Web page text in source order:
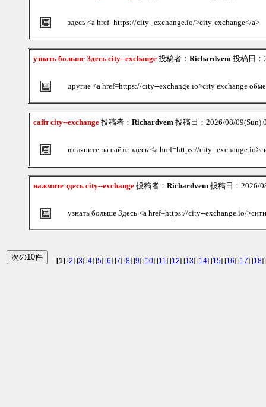
здесь <a href=https://city--exchange.io/>city-exchange</a>
узнать больше Здесь city--exchange 投稿者： Richardvem 投稿日：
другие <a href=https://city--exchange.io>city exchange
сайт city--exchange 投稿者： Richardvem 投稿日：2026/08/09(Sun)
взгляните на сайте здесь <a href=https://city--
нажмите здесь city--exchange 投稿者： Richardvem 投稿日：2026/
узнать больше Здесь <a href=https://city--exchange.io/
[1] [2] [3] [4] [5] [6] [7] [8] [9] [10] [11] [12] [13] [14] [15] [16] [17] [18]